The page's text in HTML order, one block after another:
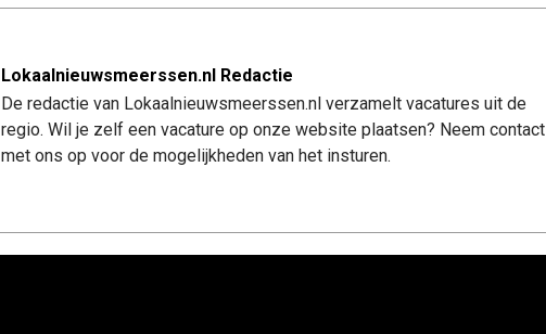
Lokaalnieuwsmeerssen.nl Redactie
De redactie van Lokaalnieuwsmeerssen.nl verzamelt vacatures uit de
regio. Wil je zelf een vacature op onze website plaatsen? Neem contact
met ons op voor de mogelijkheden van het insturen.